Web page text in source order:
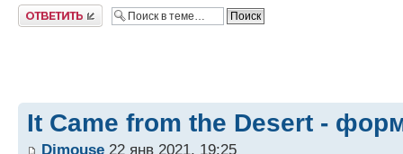
Ответить
It Came from the Desert -
Dimouse 22 янв 2021, 19:25